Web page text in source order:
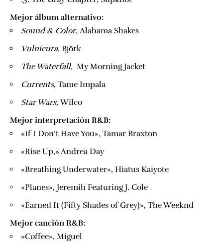
Mejor álbum alternativo:
​Sound & Color, ​Alabama Shakes
​Vulnicura, ​Björk
​The Waterfall, ​ My Morning Jacket
​Currents, ​Tame Impala
​Star Wars,​Wilco
Mejor interpretación R&B:
«If I Don’t Have You», Tamar Braxton
«Rise Up,» Andrea Day
«Breathing Underwater», Hiatus Kaiyote
«Planes», Jeremih Featuring J. Cole
«Earned It (Fifty Shades of Grey)», The Weeknd
Mejor canción R&B:
​»Coffee», Miguel